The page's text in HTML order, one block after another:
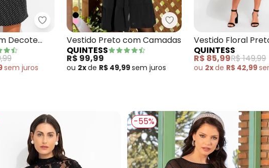
em Malha de Viscose
Quintess - Vestido Poá com Decote Transpassado
Decote
sem juros
Quintess - Vestido
Vestido Preto com Camadas
QUINTESS
R$ 99,99
ou 2xde R$ 49,99sem juros
Vestido Floral
Branco em Malha
QUINTESS
R$ 85,99R$ 149,99
ou 2xde R$ 42,99
-55%